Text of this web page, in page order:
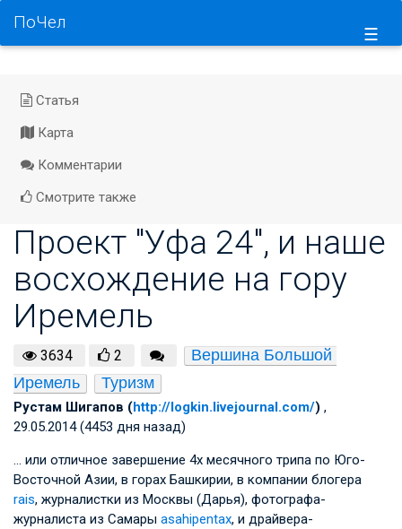
☰
ПоЧел
Статья
Карта
Комментарии
Смотрите также
Проект "Уфа 24", и наше
восхождение на гору
Иремель
3634 2
Вершина Большой
Иремель
Туризм
Рустам Шигапов (http://logkin.livejournal.com/) ,
29.05.2014 (4453 дня назад)
… или отличное завершение 4х месячного трипа по Юго-
Восточной Азии, в горах Башкирии, в компании блогера
rais, журналистки из Москвы (Дарья), фотографа-
журналиста из Самары asahipentax, и драйвера-